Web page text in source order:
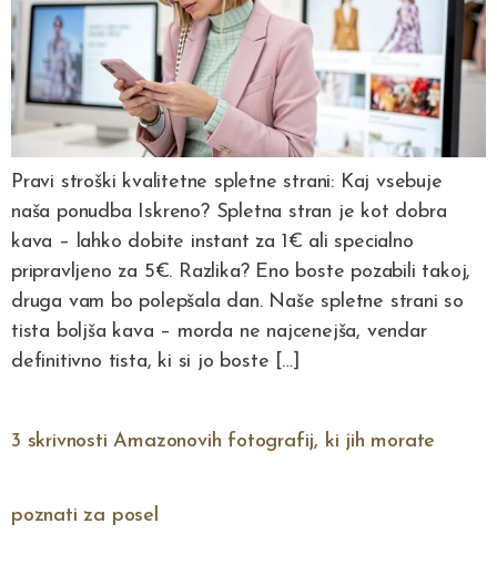
Pravi stroški kvalitetne spletne strani: Kaj vsebuje
naša ponudba Iskreno? Spletna stran je kot dobra
kava – lahko dobite instant za 1€ ali specialno
pripravljeno za 5€. Razlika? Eno boste pozabili takoj,
druga vam bo polepšala dan. Naše spletne strani so
tista boljša kava – morda ne najcenejša, vendar
definitivno tista, ki si jo boste […]
3 skrivnosti Amazonovih fotografij, ki jih morate
poznati za posel